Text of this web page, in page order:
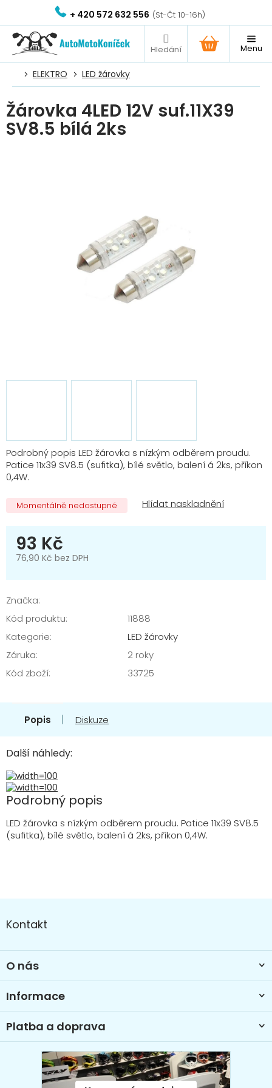
obsah
+ 420 572 632 556
NÁKUPNÍ
KOŠÍK
ELEKTRO LED žárovky
Žárovka 4LED 12V suf.11X39
SV8.5 bílá 2ks
Podrobný popis LED žárovka s nízkým odběrem proudu.
Patice 11x39 SV8.5 (sufitka), bílé světlo, balení á 2ks, příkon
0,4W.
Momentálně nedostupné
93 Kč
76,90 Kč bez DPH
Značka:
Kód produktu:
11888
Kategorie:
LED žárovky
Záruka:
2 roky
Kód zboží: 33725
Popis Diskuze
Další náhledy:
Podrobný popis
LED žárovka s nízkým odběrem proudu. Patice 11x39 SV8.5
(sufitka), bílé světlo, balení á 2ks, příkon 0,4W.
á
pKontakt
O nás
Informace
Platba a doprava